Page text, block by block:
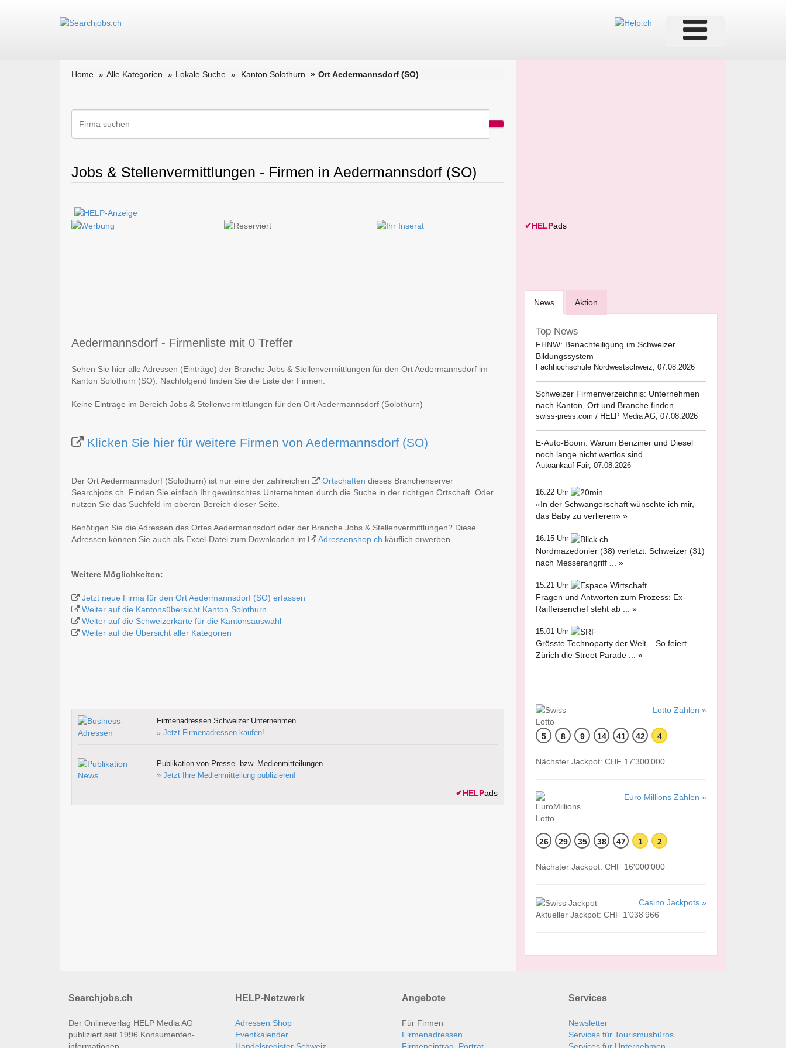
Home Alle Kategorien Lokale Suche Kanton Solothurn Ort Aedermannsdorf (SO)
Jobs & Stellenvermittlungen - Firmen in Aedermannsdorf (SO)
Aedermannsdorf - Firmenliste mit 0 Treffer
Sehen Sie hier alle Adressen (Einträge) der Branche Jobs & Stellenvermittlungen für den Ort Aedermannsdorf im
Kanton Solothurn (SO). Nachfolgend finden Sie die Liste der Firmen.
Keine Einträge im Bereich Jobs & Stellenvermittlungen für den Ort Aedermannsdorf (Solothurn)
Klicken Sie hier für weitere Firmen von Aedermannsdorf (SO)
Der Ort Aedermannsdorf (Solothurn) ist nur eine der zahlreichen Ortschaften dieses Branchenserver
Searchjobs.ch. Finden Sie einfach Ihr gewünschtes Unternehmen durch die Suche in der richtigen Ortschaft. Oder
nutzen Sie das Suchfeld im oberen Bereich dieser Seite.
Benötigen Sie die Adressen des Ortes Aedermannsdorf oder der Branche Jobs & Stellenvermittlungen? Diese
Adressen können Sie auch als Excel-Datei zum Downloaden im
Adressenshop.ch käuflich erwerben.
Weitere Möglichkeiten:
Jetzt neue Firma für den Ort Aedermannsdorf (SO) erfassen
Weiter auf die Kantonsübersicht Kanton Solothurn
Weiter auf die Schweizerkarte für die Kantonsauswahl
Weiter auf die Übersicht aller Kategorien
Firmenadressen Schweizer Unternehmen.
» Jetzt Firmenadressen kaufen!
Publikation von Presse- bzw. Medienmitteilungen.
» Jetzt Ihre Medienmitteilung publizieren!
✔HELPads
✔HELPads
News Aktion
Top News
FHNW: Benachteiligung im Schweizer
Bildungssystem
Fachhochschule Nordwestschweiz, 07.08.2026
Schweizer Firmenverzeichnis: Unternehmen
nach Kanton, Ort und Branche finden
swiss-press.com / HELP Media AG, 07.08.2026
E-Auto-Boom: Warum Benziner und Diesel
noch lange nicht wertlos sind
Autoankauf Fair, 07.08.2026
16:22 Uhr
«In der Schwangerschaft wünschte ich mir,
das Baby zu verlieren» »
16:15 Uhr
Nordmazedonier (38) verletzt: Schweizer (31)
nach Messerangriff ... »
15:21 Uhr
Fragen und Antworten zum Prozess: Ex-
Raiffeisenchef steht ab ... »
15:01 Uhr
Grösste Technoparty der Welt – So feiert
Zürich die Street Parade ... »
Lotto Zahlen »
5 8 9 14 41 42 4
Nächster Jackpot: CHF 17'300'000
Euro Millions Zahlen »
26 29 35 38 47 1 2
Nächster Jackpot: CHF 16'000'000
Casino Jackpots »
Aktueller Jackpot: CHF 1'038'966
Searchjobs.ch
Der Onlineverlag HELP Media AG
publiziert seit 1996 Konsumenten­
HELP-Netzwerk
Adressen Shop
Eventkalender
Angebote
Für Firmen
Firmenadressen
Services
Newsletter
Services für Tourismusbüros